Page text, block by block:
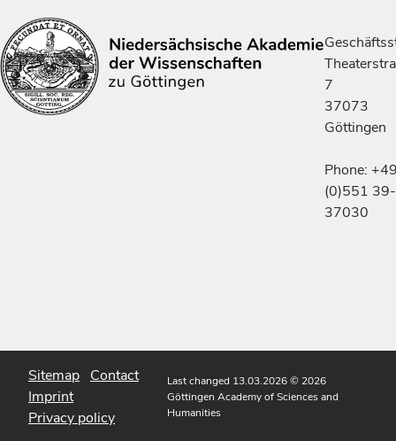
7
37073
Göttingen
Phone:
(0)551 39-
37030
Sitemap Contact
Imprint
Privacy policy
Last changed 13.03.2026© 2026
Göttingen Academy of Sciences and
Humanities